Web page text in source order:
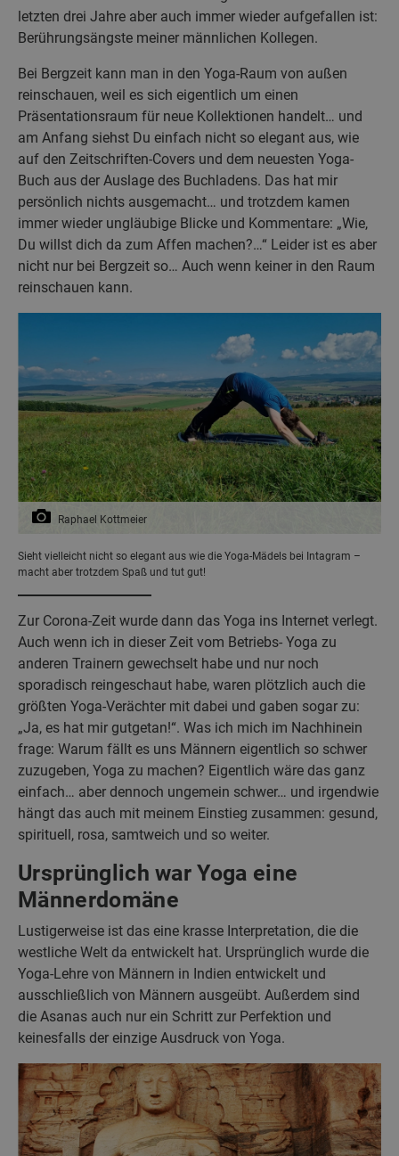
letzten drei Jahre aber auch immer wieder aufgefallen ist:
Berührungsängste meiner männlichen Kollegen.
Bei Bergzeit kann man in den Yoga-Raum von außen
reinschauen, weil es sich eigentlich um einen
Präsentationsraum für neue Kollektionen handelt… und
am Anfang siehst Du einfach nicht so elegant aus, wie
auf den Zeitschriften-Covers und dem neuesten Yoga-
Buch aus der Auslage des Buchladens. Das hat mir
persönlich nichts ausgemacht… und trotzdem kamen
immer wieder ungläubige Blicke und Kommentare: „Wie,
Du willst dich da zum Affen machen?…“ Leider ist es aber
nicht nur bei Bergzeit so… Auch wenn keiner in den Raum
reinschauen kann.
Raphael Kottmeier
Sieht vielleicht nicht so elegant aus wie die Yoga-Mädels bei Intagram –
macht aber trotzdem Spaß und tut gut!
Zur Corona-Zeit wurde dann das Yoga ins Internet verlegt.
Auch wenn ich in dieser Zeit vom Betriebs- Yoga zu
anderen Trainern gewechselt habe und nur noch
sporadisch reingeschaut habe, waren plötzlich auch die
größten Yoga-Verächter mit dabei und gaben sogar zu:
„Ja, es hat mir gutgetan!“. Was ich mich im Nachhinein
frage: Warum fällt es uns Männern eigentlich so schwer
zuzugeben, Yoga zu machen? Eigentlich wäre das ganz
einfach… aber dennoch ungemein schwer… und irgendwie
hängt das auch mit meinem Einstieg zusammen: gesund,
spirituell, rosa, samtweich und so weiter.
Ursprünglich war Yoga eine
Männerdomäne
Lustigerweise ist das eine krasse Interpretation, die die
westliche Welt da entwickelt hat. Ursprünglich wurde die
Yoga-Lehre von Männern in Indien entwickelt und
ausschließlich von Männern ausgeübt. Außerdem sind
die Asanas auch nur ein Schritt zur Perfektion und
keinesfalls der einzige Ausdruck von Yoga.